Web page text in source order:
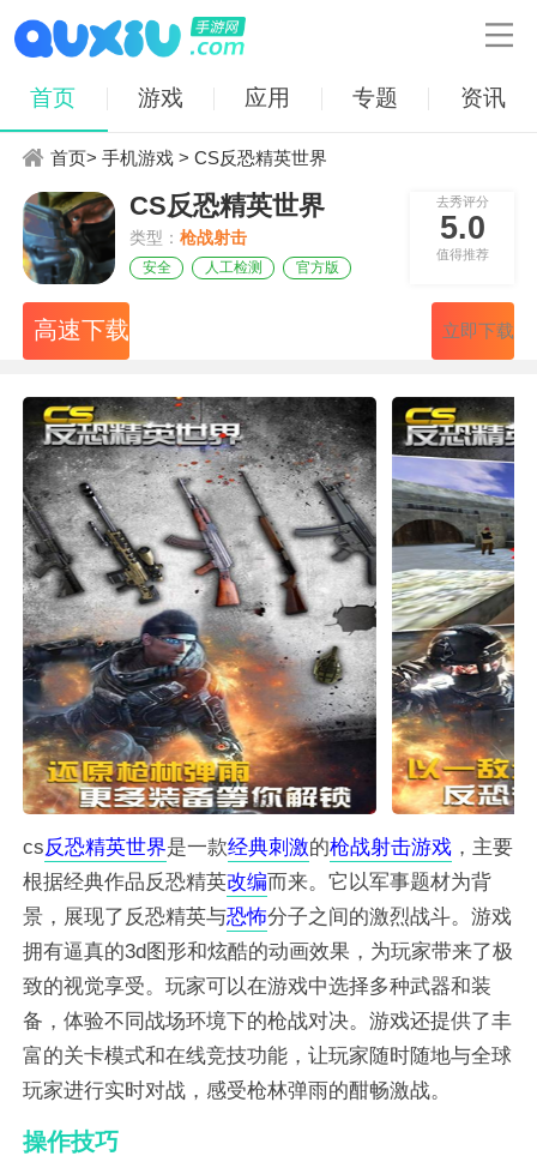

首页 游戏 应用 专题 资讯
首页>手机游戏 > CS反恐精英世界
CS反恐精英世界
类型：枪战射击
安全 人工检测 官方版
去秀评分
5.0
值得推荐
高速下载 立即下载
cs反恐精英世界是一款经典刺激的枪战射击游戏，主要
根据经典作品反恐精英改编而来。它以军事题材为背
景，展现了反恐精英与恐怖分子之间的激烈战斗。游戏
拥有逼真的3d图形和炫酷的动画效果，为玩家带来了极
致的视觉享受。玩家可以在游戏中选择多种武器和装
备，体验不同战场环境下的枪战对决。游戏还提供了丰
富的关卡模式和在线竞技功能，让玩家随时随地与全球
玩家进行实时对战，感受枪林弹雨的酣畅激战。
操作技巧